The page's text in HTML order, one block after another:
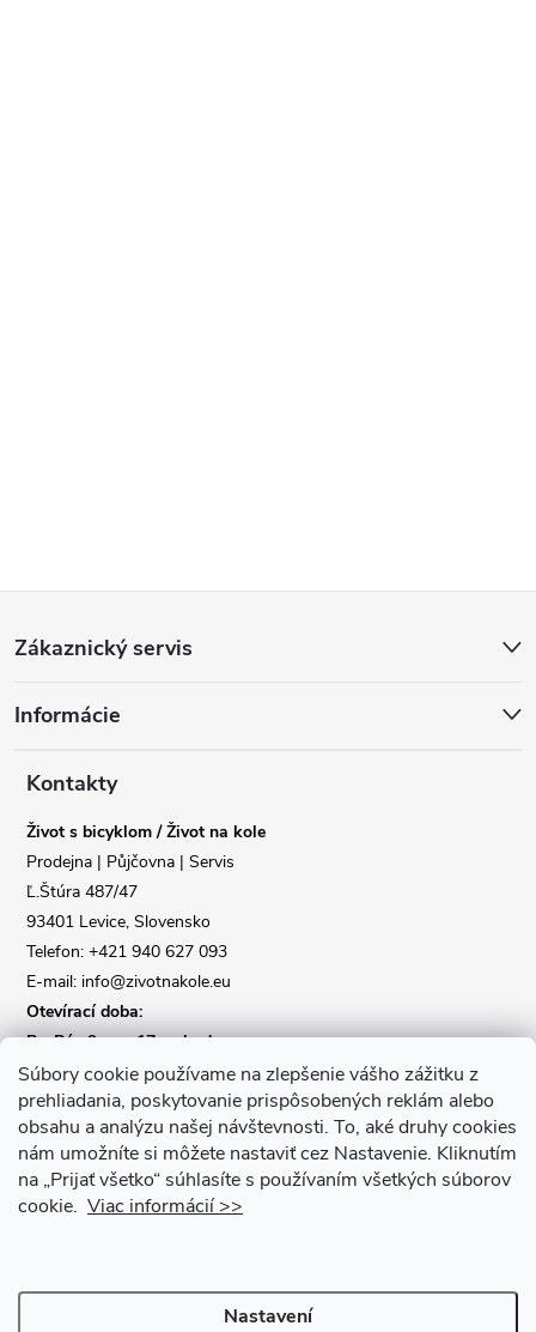
Súbory cookie používame na zlepšenie vášho zážitku z
prehliadania, poskytovanie prispôsobených reklám alebo
obsahu a analýzu našej návštevnosti. To, aké druhy cookies
nám umožníte si môžete nastaviť cez Nastavenie. Kliknutím
na „Prijať všetko“ súhlasíte s používaním všetkých súborov
cookie. Viac informácií >>
Nastavení
p
Zákaznický servis
Informácie
Kontakty
Život s bicyklom / Život na kole
Prodejna | Půjčovna | Servis
Ľ.Štúra 487/47
93401 Levice, Slovensko
Telefon: +421 940 627 093
E-mail: info@zivotnakole.eu
Otevírací doba:
Po-Pá : 9,oo - 17,oo hod
So : 9,oo - 12,oo | Ne : Zavřeno
Kontaktní formulář